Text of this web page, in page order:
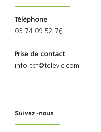
Téléphone
03 74 09 52 76
Prise de contact
info-tcf@televic.com
Suivez -nous